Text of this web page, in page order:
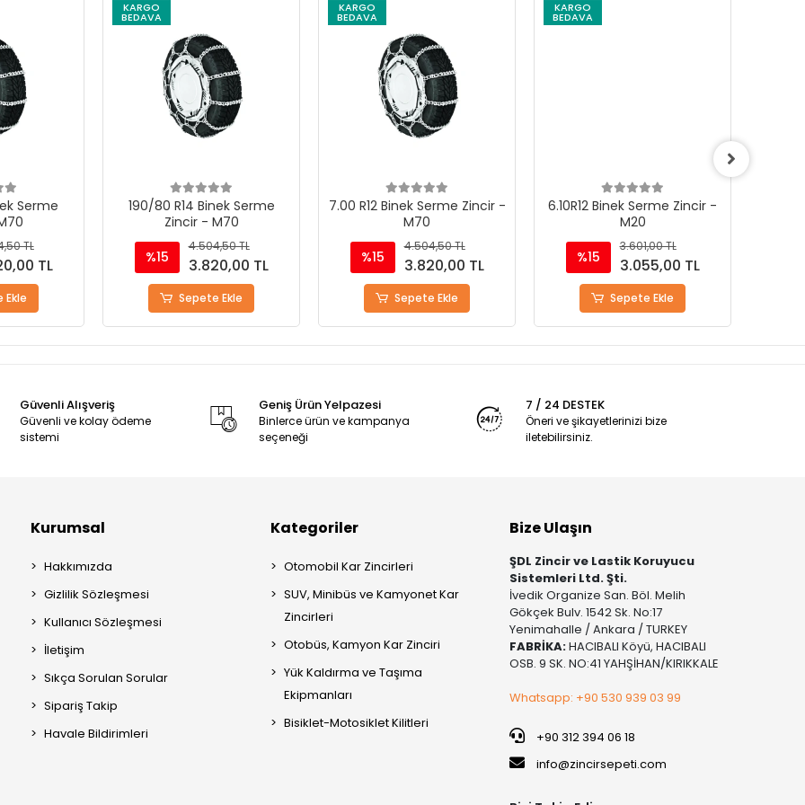
Serme
TL
TL
Ekle
KARGO
BEDAVA
190/80 R14 Binek Serme
Zincir - M70
%15
4.504,50 TL
3.820,00 TL
Sepete Ekle
KARGO
BEDAVA
7.00 R12 Binek Serme Zincir -
M70
%15
4.504,50 TL
3.820,00 TL
Sepete Ekle
KARGO
BEDAVA
6.10R12 Binek Serme Zincir -
M20
%15
3.601,00 TL
3.055,00 TL
Sepete Ekle
Güvenli Alışveriş
Güvenli ve kolay ödeme
sistemi
Geniş Ürün Yelpazesi
Binlerce ürün ve kampanya
seçeneği
7 / 24 DESTEK
Öneri ve şikayetlerinizi bize
iletebilirsiniz.
Kurumsal
Hakkımızda
Gizlilik Sözleşmesi
Kullanıcı Sözleşmesi
İletişim
Sıkça Sorulan Sorular
Sipariş Takip
Havale Bildirimleri
Kategoriler
Otomobil Kar Zincirleri
SUV, Minibüs ve Kamyonet Kar
Zincirleri
Otobüs, Kamyon Kar Zinciri
Yük Kaldırma ve Taşıma
Ekipmanları
Bisiklet-Motosiklet Kilitleri
Bize Ulaşın
ŞDL Zincir ve Lastik Koruyucu
Sistemleri Ltd. Şti.
İvedik Organize San. Böl. Melih
Gökçek Bulv. 1542 Sk. No:17
Yenimahalle / Ankara / TURKEY
FABRİKA:HACIBALI Köyü, HACIBALI
OSB. 9 SK. NO:41 YAHŞİHAN/KIRIKKALE
Whatsapp: +90 530 939 03 99
+90 312 394 06 18
info@zincirsepeti.com